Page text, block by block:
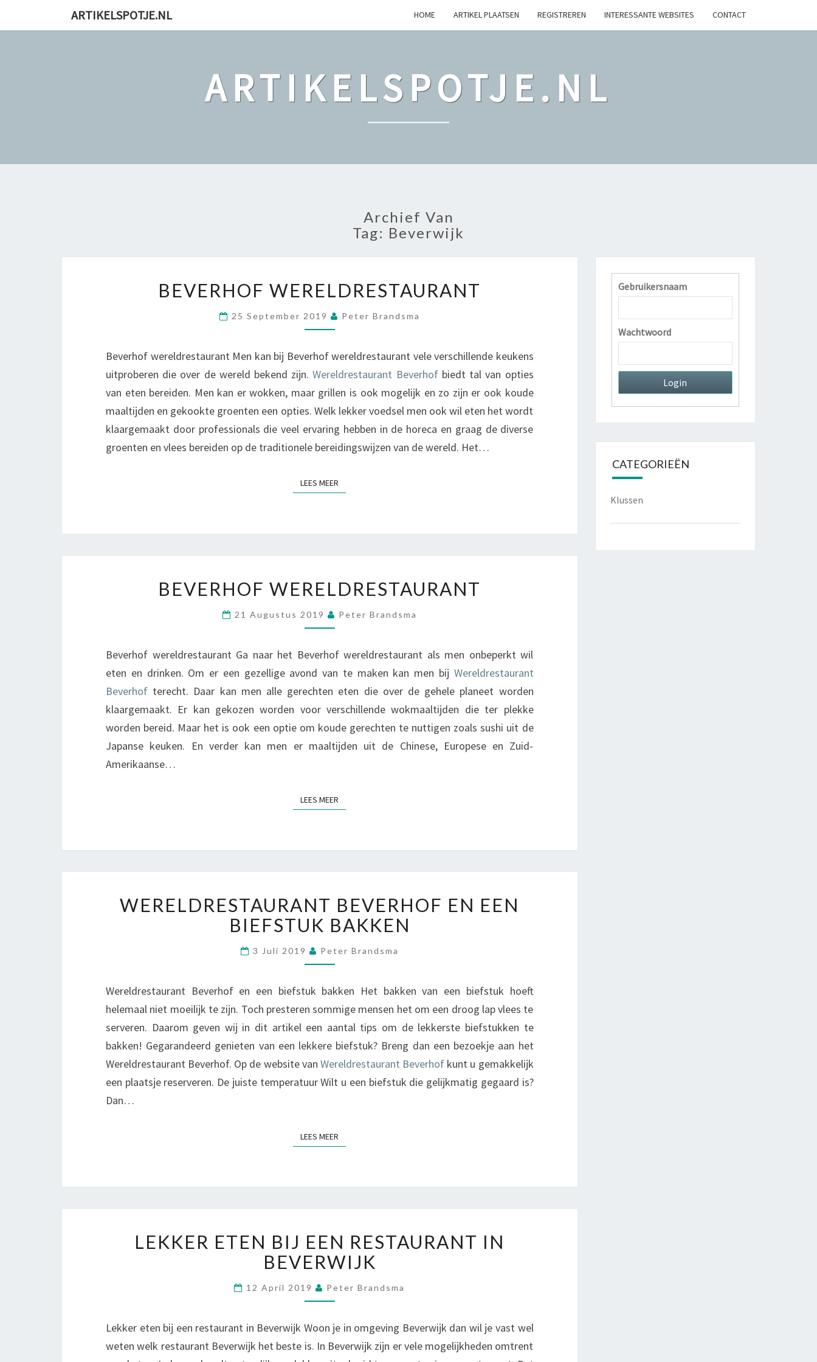
ARTIKELSPOTJE.NL HOME ARTIKEL PLAATSEN REGISTREREN INTERESSANTE WEBSITES CONTACT
ARTIKELSPOTJE.NL
Archief Van
Tag: Beverwijk
E
E
H
F
W
E
R
E
R
T
R
A
N
T
BEVERHOF WERELDRESTAURANT
25 September 2019 Peter Brandsma
Beverhof wereldrestaurant Men kan bij Beverhof wereldrestaurant vele verschillende keukens
uitproberen die over de wereld bekend zijn.Wereldrestaurant Beverhofbiedt tal van opties
van eten bereiden. Men kan er wokken, maar grillen is ook mogelijk en zo zijn er ook koude
maaltijden en gekookte groenten een opties. Welk lekker voedsel men ook wil eten het wordt
klaargemaakt door professionals die veel ervaring hebben in de horeca en graag de diverse
groenten en vlees bereiden op de traditionele bereidingswijzen van de wereld. Het…
LEES MEER
E
E
H
F
W
E
R
E
E
A
N
T
BEVERHOF WERELDRESTAURANT
21 Augustus 2019 Peter Brandsma
Beverhof wereldrestaurant Ga naar het Beverhof wereldrestaurant als men onbeperkt wil
eten en drinken. Om er een gezellige avond van te maken kan men bij Wereldrestaurant
Beverhof terecht. Daar kan men alle gerechten eten die over de gehele planeet worden
klaargemaakt. Er kan gekozen worden voor verschillende wokmaaltijden die ter plekke
worden bereid. Maar het is ook een optie om koude gerechten te nuttigen zoals sushi uit de
Japanse keuken. En verder kan men er maaltijden uit de Chinese, Europese en Zuid-
Amerikaanse…
LEES MEER
R
E
L
D
E
S
T
A
U
A
B
E
H
F
E
N
E
E
B
I
WERELDRESTAURANT BEVERHOF EN EEN
BIEFSTUK BAKKEN
3 Juli 2019 Peter Brandsma
Wereldrestaurant Beverhof en een biefstuk bakken Het bakken van een biefstuk hoeft
helemaal niet moeilijk te zijn. Toch presteren sommige mensen het om een droog lap vlees te
serveren. Daarom geven wij in dit artikel een aantal tips om de lekkerste biefstukken te
bakken! Gegarandeerd genieten van een lekkere biefstuk? Breng dan een bezoekje aan het
Wereldrestaurant Beverhof. Op de website van Wereldrestaurant Beverhof kunt u gemakkelijk
een plaatsje reserveren. De juiste temperatuur Wilt u een biefstuk die gelijkmatig gegaard is?
Dan…
LEES MEER
E
K
K
E
R
T
E
LEKKER ETEN BIJ EEN RESTAURANT IN
BEVERWIJK
12 April 2019 Peter Brandsma
Lekker eten bij een restaurant in Beverwijk Woon je in omgeving Beverwijk dan wil je vast wel
weten welk restaurant Beverwijk het beste is. In Beverwijk zijn er vele mogelijkheden omtrent
Gebruikersnaam
Wachtwoord
CATEGORIEËN
Klussen